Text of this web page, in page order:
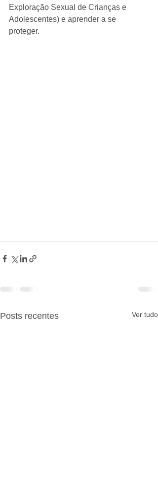
Exploração Sexual de Crianças e
Adolescentes) e aprender a se
proteger.
Posts recentes Ver tudo